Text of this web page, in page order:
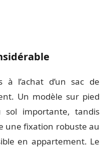
à l’achat d’un sac de
Un modèle sur pied
sol importante, tandis
une fixation robuste au
en appartement. Le